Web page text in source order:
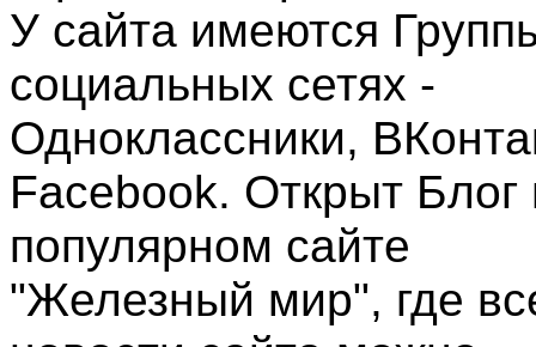
У сайта имеются
социальных сетях -
Одноклассники,
Facebook. Открыт Блог
популярном сайте
"Железный мир", где